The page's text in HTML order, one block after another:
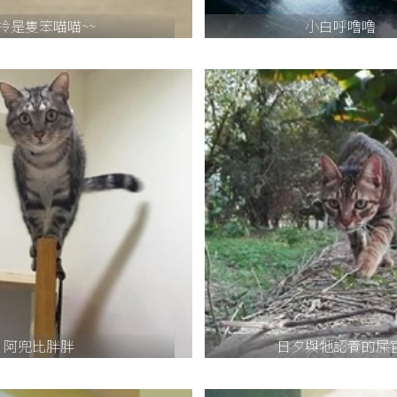
是隻笨喵喵~~ 小白呼嚕嚕
阿兜比胖胖 日夕與牠認養的屎